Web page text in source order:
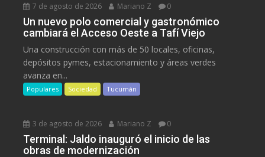
7 de agosto de 2026 Mariano Z 0
Un nuevo polo comercial y gastronómico
cambiará el Acceso Oeste a Tafí Viejo
Una construcción con más de 50 locales, oficinas,
depósitos pymes, estacionamiento y áreas verdes
avanza en...
Populares Sociedad Tucumán
3 de agosto de 2026 Mariano Z 0
Terminal: Jaldo inauguró el inicio de las
obras de modernización